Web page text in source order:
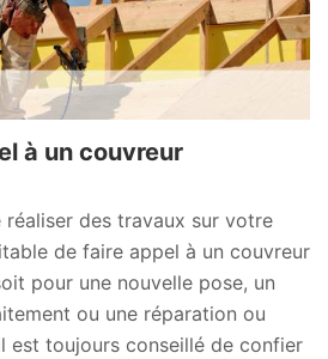
à un couvreur
réaliser des travaux sur votre
de faire appel à un couvreur
pour une nouvelle pose, un
ou une réparation ou
est toujours conseillé de confier